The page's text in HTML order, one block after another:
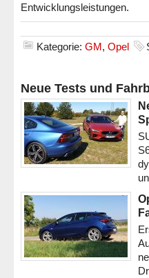
Entwicklungsleistungen.
Kategorie: GM, Opel
Neue Tests und